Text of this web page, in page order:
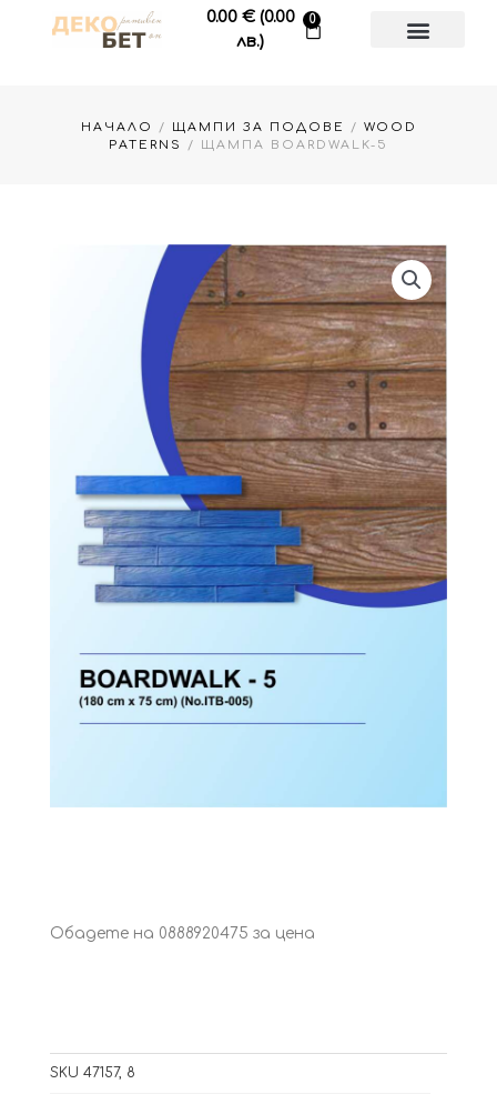
0.00 € (0.00
лв.)
0
Cart
НАЧАЛО / ЩАМПИ ЗА ПОДОВЕ / WOOD
PATERNS
/ ЩАМПА BOARDWALK-5
Обадете на 0888920475 за цена
SKU 47157, 8